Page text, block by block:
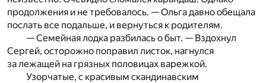
продолжения и не требовалось. — Ольга давно обещала
послать все подальше, и вернуться к родителям.
— Семейная лодка разбилась о быт. — Вздохнул
Сергей, осторожно поправил листок, нагнулся
за лежащей на грязных половицах варежкой.
Узорчатые, с красивым скандинавским